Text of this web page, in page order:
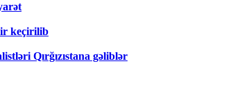
keçirilib
Qırğızıstana gəliblər